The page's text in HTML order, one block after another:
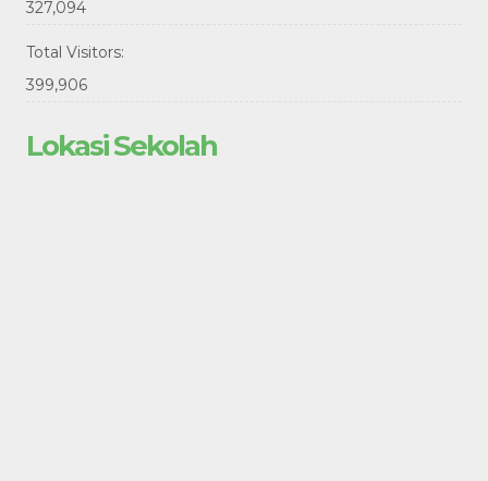
327,094
Total Visitors:
399,906
Lokasi Sekolah